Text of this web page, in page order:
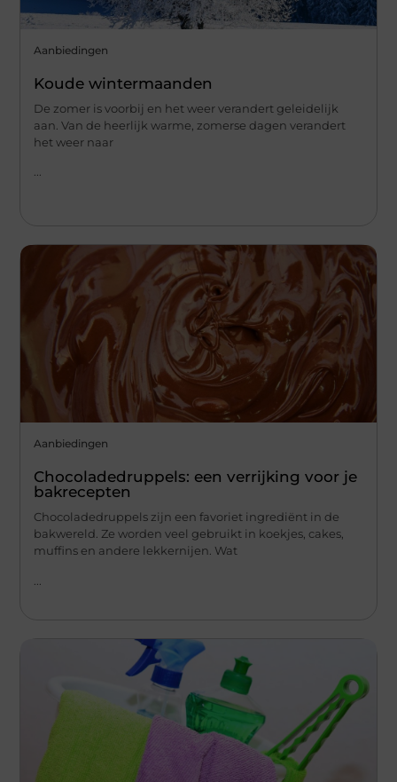
Aanbiedingen
Koude wintermaanden
De zomer is voorbij en het weer verandert geleidelijk
aan. Van de heerlijk warme, zomerse dagen verandert
het weer naar
...
Aanbiedingen
Chocoladedruppels: een verrijking voor je
bakrecepten
Chocoladedruppels zijn een favoriet ingrediënt in de
bakwereld. Ze worden veel gebruikt in koekjes, cakes,
muffins en andere lekkernijen. Wat